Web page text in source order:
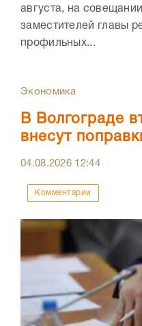
августа, на
заместителей главы
профильных...
Экономика
В Волгограде
внесут
04.08.2026 12:44
Комментарии